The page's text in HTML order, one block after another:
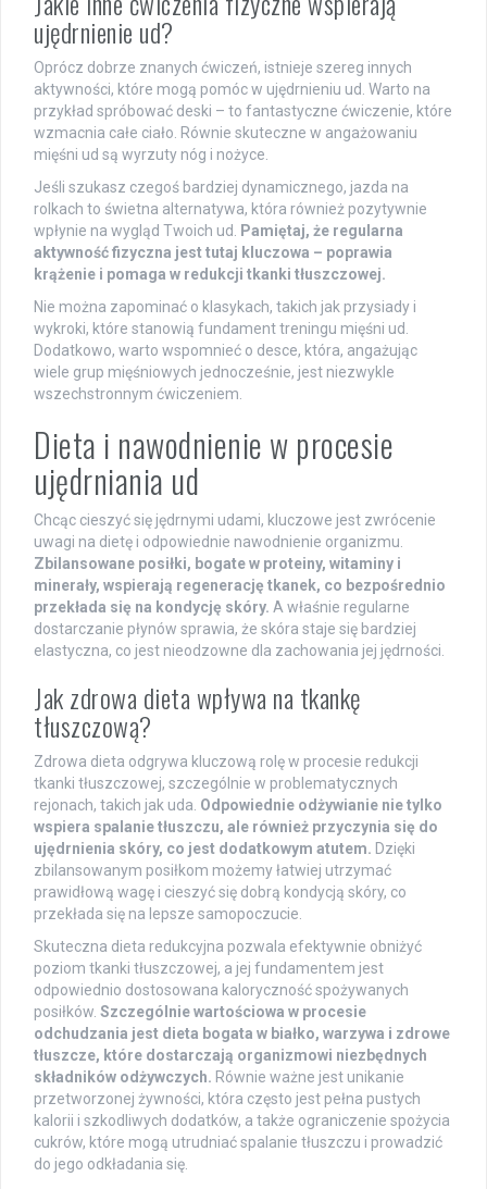
ujędrnienie ud?
Oprócz dobrze znanych ćwiczeń, istnieje szereg innych
aktywności, które mogą pomóc w ujędrnieniu ud. Warto na
przykład spróbować deski – to fantastyczne ćwiczenie, które
wzmacnia całe ciało. Równie skuteczne w angażowaniu
mięśni ud są wyrzuty nóg i nożyce.
Jeśli szukasz czegoś bardziej dynamicznego, jazda na
rolkach to świetna alternatywa, która również pozytywnie
wpłynie na wygląd Twoich ud.
Pamiętaj, że regularna
aktywność fizyczna jest tutaj kluczowa – poprawia
krążenie i pomaga w redukcji tkanki tłuszczowej.
Nie można zapominać o klasykach, takich jak przysiady i
wykroki, które stanowią fundament treningu mięśni ud.
Dodatkowo, warto wspomnieć o desce, która, angażując
wiele grup mięśniowych jednocześnie, jest niezwykle
wszechstronnym ćwiczeniem.
Dieta i nawodnienie w procesie
ujędrniania ud
Chcąc cieszyć się jędrnymi udami, kluczowe jest zwrócenie
uwagi na dietę i odpowiednie nawodnienie organizmu.
Zbilansowane posiłki, bogate w proteiny, witaminy i
minerały, wspierają regenerację tkanek, co bezpośrednio
przekłada się na kondycję skóry. A właśnie regularne
dostarczanie płynów sprawia, że skóra staje się bardziej
elastyczna, co jest nieodzowne dla zachowania jej jędrności.
Jak zdrowa dieta wpływa na tkankę
tłuszczową?
Zdrowa dieta odgrywa kluczową rolę w procesie redukcji
tkanki tłuszczowej, szczególnie w problematycznych
rejonach, takich jak uda. Odpowiednie odżywianie nie tylko
wspiera spalanie tłuszczu, ale również przyczynia się do
ujędrnienia skóry, co jest dodatkowym atutem. Dzięki
zbilansowanym posiłkom możemy łatwiej utrzymać
prawidłową wagę i cieszyć się dobrą kondycją skóry, co
przekłada się na lepsze samopoczucie.
Skuteczna dieta redukcyjna pozwala efektywnie obniżyć
poziom tkanki tłuszczowej, a jej fundamentem jest
odpowiednio dostosowana kaloryczność spożywanych
posiłków. Szczególnie wartościowa w procesie
odchudzania jest dieta bogata w białko, warzywa i zdrowe
tłuszcze, które dostarczają organizmowi niezbędnych
składników odżywczych. Równie ważne jest unikanie
przetworzonej żywności, która często jest pełna pustych
kalorii i szkodliwych dodatków, a także ograniczenie spożycia
cukrów, które mogą utrudniać spalanie tłuszczu i prowadzić
do jego odkładania się.